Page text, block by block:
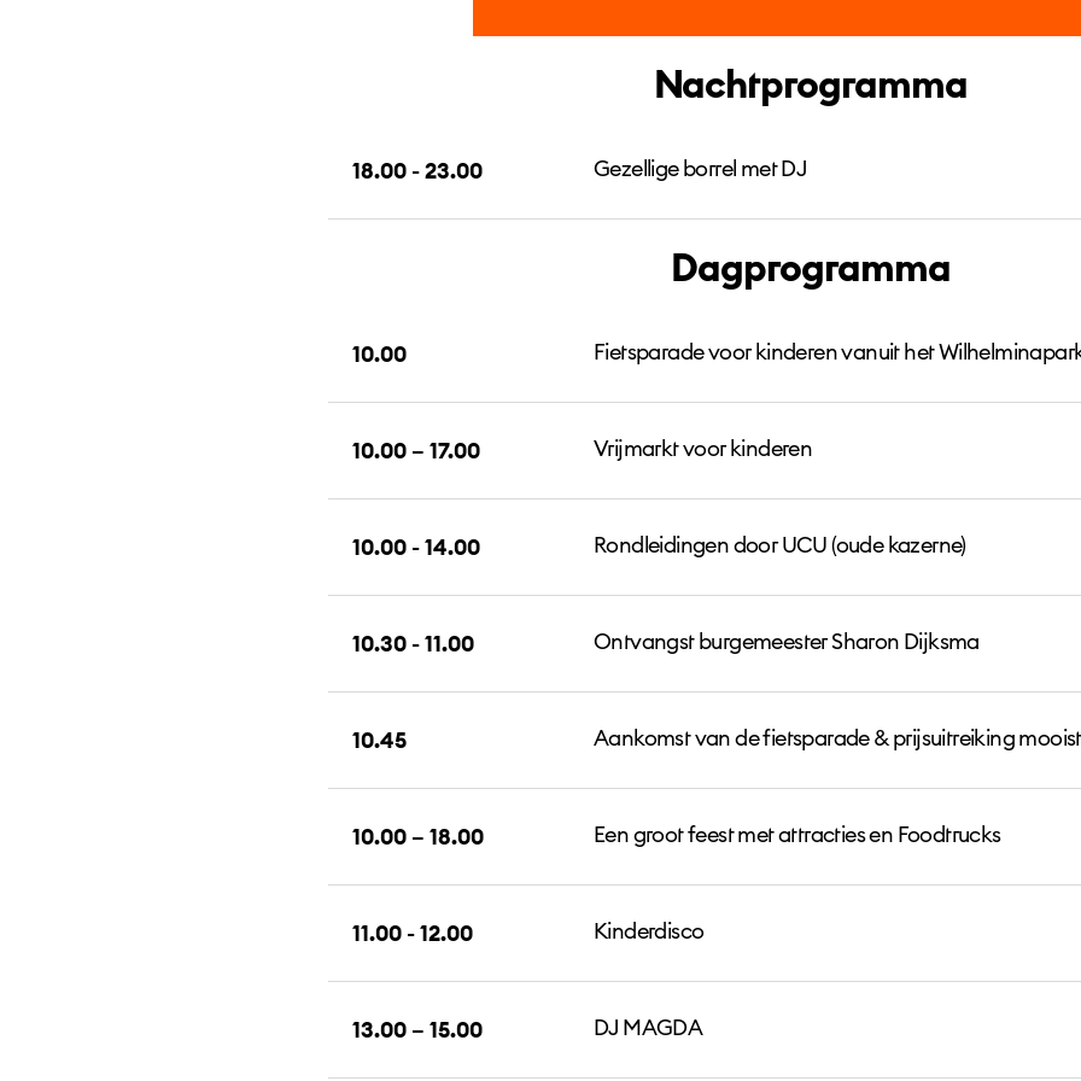
Nachtprogramma
18.00 - 23.00 Gezellige borrel met DJ
Dagprogramma
10.00 Fietsparade voor kinderen vanuit het
10.00 – 17.00 Vrijmarkt voor kinderen
10.00 - 14.00 Rondleidingen door UCU (oude kazerne)
10.30 - 11.00 Ontvangst burgemeester Sharon Dijksma
10.45 Aankomst van de fietsparade & prijsuitreiking
10.00 – 18.00 Een groot feest met attracties en Foodtrucks
11.00 - 12.00 Kinderdisco
13.00 – 15.00 DJ MAGDA